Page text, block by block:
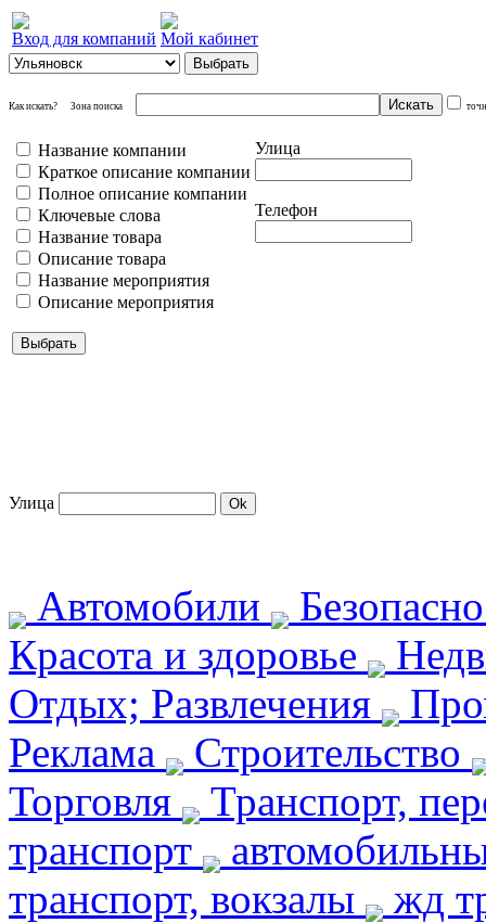
Вход для компаний Мой кабинет
Как искать? Зона поиска
Название компании
Краткое описание компании
Полное описание компании
Ключевые слова
Название товара
Описание товара
Название мероприятия
Описание мероприятия
Улица
Телефон
Улица
Автомобили
Красота и здоровье
Отдых; Развлечения
Реклама
Строительство
Торговля
Транспорт,
транспорт
транспорт, вокзалы
жд